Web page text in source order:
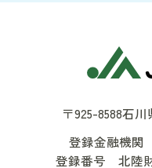
〒925-8588石川
登録金融機
登録番号 北陸